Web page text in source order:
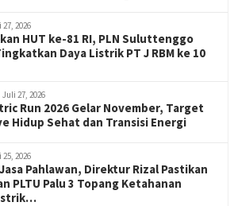
2026
HUT ke-81 RI, PLN Suluttenggo
Daya Listrik PT J RBM ke 10
Juli 27, 2026
Run 2026 Gelar November, Target
Hidup Sehat dan Transisi Energi
2026
Pahlawan, Direktur Rizal Pastikan
PLTU Palu 3 Topang Ketahanan